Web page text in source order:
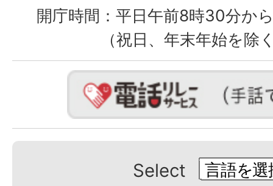
開庁時間： 平日午前8時30分か
（祝日、年末年始を除
Select